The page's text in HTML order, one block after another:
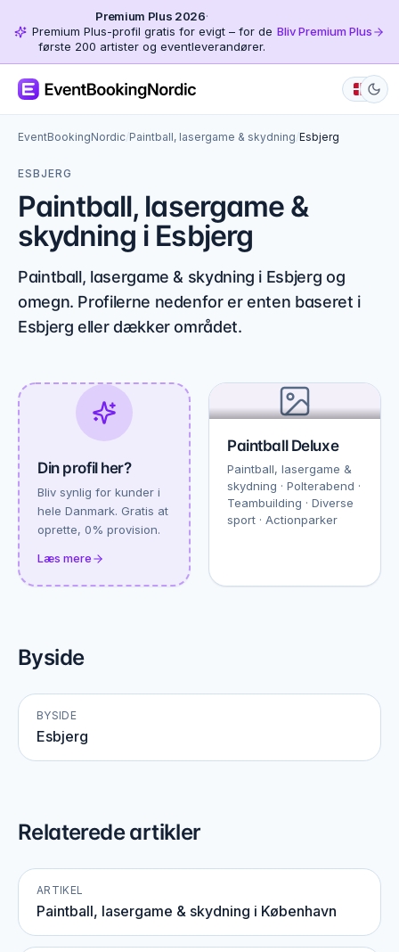
Premium Plus 2026·
Premium Plus-profil gratis for evigt – for de
første 200 artister og eventleverandører.
Bliv Premium Plus
EventBookingNordic/Paintball, lasergame & skydning/Esbjerg
ESBJERG
Paintball, lasergame &
skydning i Esbjerg
Paintball, lasergame & skydning i Esbjerg og
omegn. Profilerne nedenfor er enten baseret i
Esbjerg eller dækker området.
Din profil her?
Bliv synlig for kunder i
hele Danmark. Gratis at
oprette, 0% provision.
Læs mere
Paintball Deluxe
Paintball, lasergame &
skydning · Polterabend ·
Teambuilding · Diverse
sport · Actionparker
Byside
BYSIDE
Esbjerg
Relaterede artikler
ARTIKEL
Paintball, lasergame & skydning i København